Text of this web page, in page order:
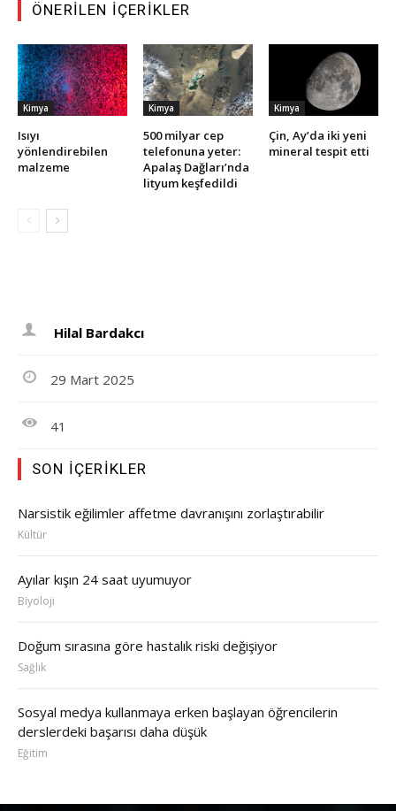
ÖNERILEN İÇERIKLER
Kimya
Isıyı
yönlendirebilen
malzeme
Kimya
500 milyar cep
telefonuna yeter:
Apalaş Dağları’nda
lityum keşfedildi
Kimya
Çin, Ay’da iki yeni
mineral tespit etti
Hilal Bardakcı
29 Mart 2025
41
SON İÇERIKLER
Narsistik eğilimler affetme davranışını zorlaştırabilir
Kültür
Ayılar kışın 24 saat uyumuyor
Biyoloji
Doğum sırasına göre hastalık riski değişiyor
Sağlık
Sosyal medya kullanmaya erken başlayan öğrencilerin
derslerdeki başarısı daha düşük
Eğitim